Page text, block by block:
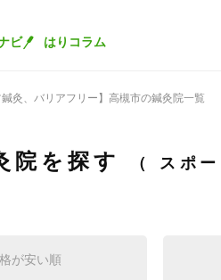
ビ はりコラム
鍼灸、バリアフリー】高槻市の鍼灸院一覧
院を探す スポ
が安い順